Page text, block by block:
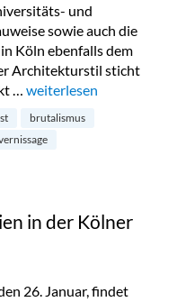
und
sowie auch die
Köln ebenfalls dem
Architekturstil sticht
… „Ästhetik und
weiterlesen
brutalismus
in der Kölner
26. Januar, findet